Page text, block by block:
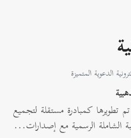
الدعوية المتميزة
تطويرها كمبادرة مستقلة لتجميع
الشاملة الرسمية مع إصدارات...